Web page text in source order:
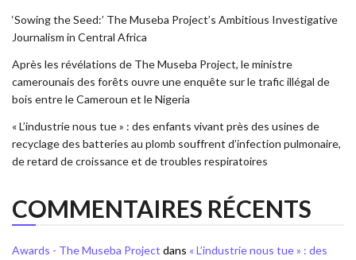
‘Sowing the Seed:’ The Museba Project’s Ambitious Investigative
Journalism in Central Africa
Après les révélations de The Museba Project, le ministre
camerounais des forêts ouvre une enquête sur le trafic illégal de
bois entre le Cameroun et le Nigeria
« L’industrie nous tue » : des enfants vivant près des usines de
recyclage des batteries au plomb souffrent d’infection pulmonaire,
de retard de croissance et de troubles respiratoires
COMMENTAIRES RÉCENTS
Awards - The Museba Project dans « L’industrie nous tue » : des